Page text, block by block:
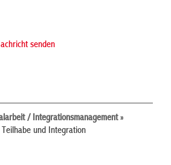
senden
/ Integrationsmanagement »
und Integration